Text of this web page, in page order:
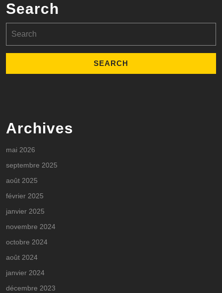
Search
for:
Archives
mai 2026
septembre 2025
août 2025
février 2025
janvier 2025
novembre 2024
octobre 2024
août 2024
janvier 2024
décembre 2023